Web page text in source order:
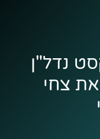
נדל"ן
צחי